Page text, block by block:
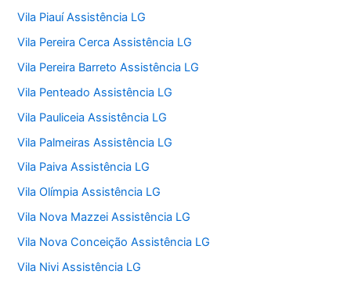
Vila Piauí Assistência LG
Vila Pereira Cerca Assistência LG
Vila Pereira Barreto Assistência LG
Vila Penteado Assistência LG
Vila Pauliceia Assistência LG
Vila Palmeiras Assistência LG
Vila Paiva Assistência LG
Vila Olímpia Assistência LG
Vila Nova Mazzei Assistência LG
Vila Nova Conceição Assistência LG
Vila Nivi Assistência LG